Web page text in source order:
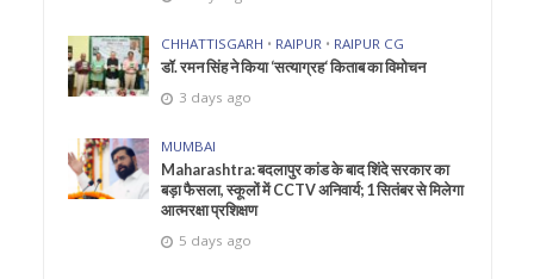
CHHATTISGARH • RAIPUR • RAIPUR CG
डॉ. रमन सिंह ने किया ‘सत्याग्रह‘ किताब का विमोचन
3 days ago
MUMBAI
Maharashtra: बदलापुर कांड के बाद शिंदे सरकार का
बड़ा फैसला, स्कूलों में CCTV अनिवार्य; 1 सितंबर से मिलेगा
आत्मरक्षा प्रशिक्षण
5 days ago